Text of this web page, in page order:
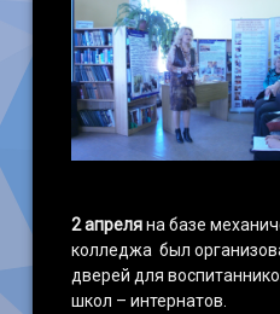
2 апреляна базе
колледжа был
дверей для
школ – интернатов.